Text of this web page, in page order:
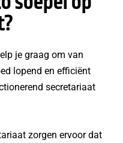
je graag om van
lopend en efficiënt
secretariaat
zorgen ervoor dat